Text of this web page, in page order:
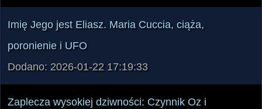
Imię Jego jest Eliasz. Maria Cuccia, ciąża,
poronienie i UFO
Dodano: 2026-01-22 17:19:33
Zaplecza wysokiej dziwności: Czynnik Oz i